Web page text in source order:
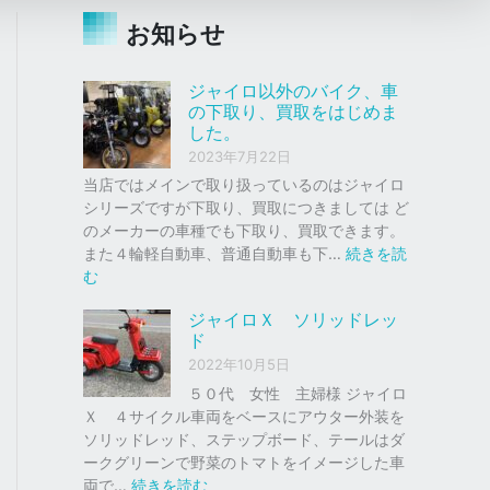
お知らせ
ジャイロ以外のバイク、車
の下取り、買取をはじめま
した。
2023年7月22日
当店ではメインで取り扱っているのはジャイロ
シリーズですが下取り、買取につきましては ど
のメーカーの車種でも下取り、買取できます。
また４輪軽自動車、普通自動車も下… 続きを読
む:
ャ
イ
ロ
以
の
バ
イ
ジャイロＸ ソリッドレッ
ド
2022年10月5日
５０代 女性 主婦様 ジャイロ
Ｘ ４サイクル車両をベースにアウター外装を
ソリッドレッド、ステップボード、テールはダ
ークグリーンで野菜のトマトをイメージした車
両で… 続きを読む: